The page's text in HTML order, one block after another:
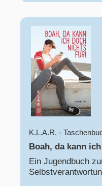
Boah, da kann ich
K.L.A.R. -
Boah, da kann
Ein Jugendbuch